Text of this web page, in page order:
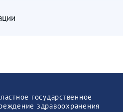
государственное
здравоохранения